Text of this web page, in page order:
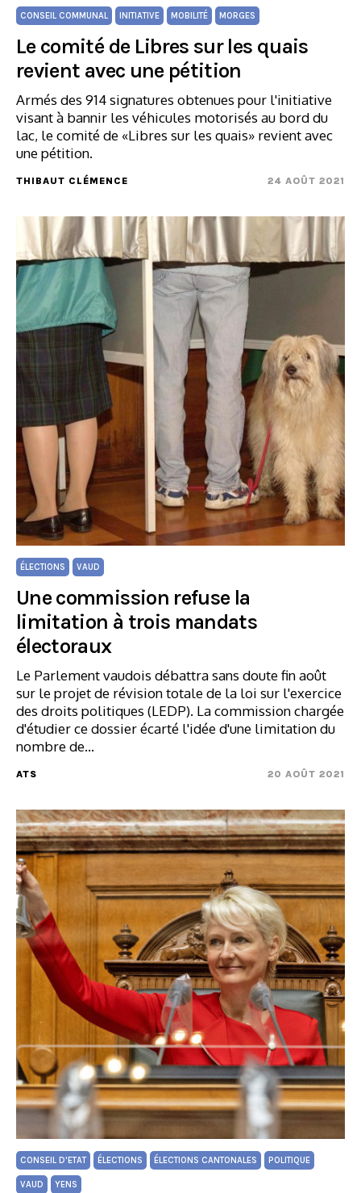
CONSEIL COMMUNAL INITIATIVE MOBILITÉ MORGES
Le comité de Libres sur les quais
revient avec une pétition
Armés des 914 signatures obtenues pour l'initiative
visant à bannir les véhicules motorisés au bord du
lac, le comité de «Libres sur les quais» revient avec
une pétition.
THIBAUT CLÉMENCE 24 AOÛT 2021
ÉLECTIONS VAUD
Une commission refuse la
limitation à trois mandats
électoraux
Le Parlement vaudois débattra sans doute fin août
sur le projet de révision totale de la loi sur l'exercice
des droits politiques (LEDP). La commission chargée
d'étudier ce dossier écarté l'idée d'une limitation du
nombre de…
ATS 20 AOÛT 2021
CONSEIL D'ETAT ÉLECTIONS ÉLECTIONS CANTONALES POLITIQUE
VAUD YENS